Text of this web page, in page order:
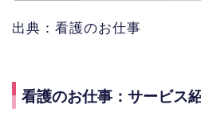
出典：看護のお仕事
看護のお仕事：サービス